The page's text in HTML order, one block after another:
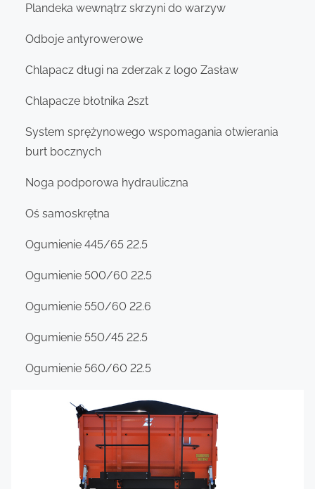
Plandeka wewnątrz skrzyni do warzyw
Odboje antyrowerowe
Chlapacz długi na zderzak z logo Zasław
Chlapacze błotnika 2szt
System sprężynowego wspomagania otwierania
burt bocznych
Noga podporowa hydrauliczna
Oś samoskrętna
Ogumienie 445/65 22.5
Ogumienie 500/60 22.5
Ogumienie 550/60 22.6
Ogumienie 550/45 22.5
Ogumienie 560/60 22.5